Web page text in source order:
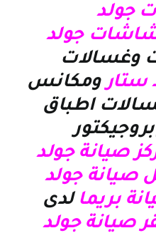
جولد
جولد
وغسالات
ستارومكانس
اطباق
صيانة جولد
صيانة جولد
بريما لدى
صيانة جولد